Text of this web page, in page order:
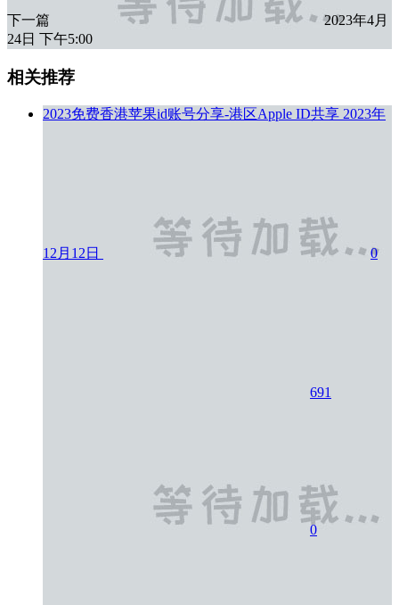
下一篇
2023年4月
24日 下午5:00
相关推荐
2023免费香港苹果id账号分享-港区Apple ID共享 2023年
12月12日 0
691
0